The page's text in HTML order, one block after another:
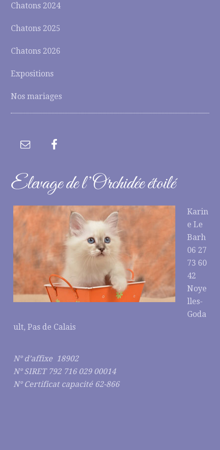
Chatons 2024
Chatons 2025
Chatons 2026
Expositions
Nos mariages
Elevage de l’Orchidée étoilé
Karin
e Le
Barh
06 27
73 60
42
Noye
lles-
Goda
ult, Pas de Calais
N° d’affixe 18902
N° SIRET 792 716 029 00014
N° Certificat capacité 62-866